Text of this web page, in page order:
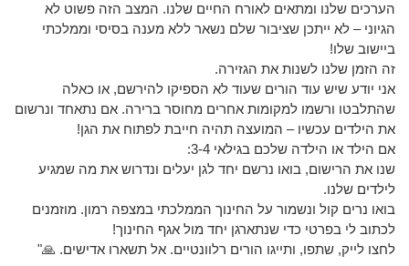
הערכים שלנו ומתאים לאורח החיים שלנו. המצב הזה פשוט לא
הגיוני – לא ייתכן שציבור שלם נשאר ללא מענה בסיסי וממלכתי
ביישוב שלו!
זה הזמן שלנו לשנות את הגזירה.
אני יודע שיש עוד הורים שעוד לא הספיקו להירשם, או כאלה
שהתלבטו ורשמו למקומות אחרים מחוסר ברירה. אם נתאחד ונרשום
את הילדים עכשיו – המועצה תהיה חייבת לפתוח את הגן!
אם הילד או הילדה שלכם בגילאי 3-4:
שנו את הרישום, בואו נרשם יחד לגן יעלים ונדרוש את מה שמגיע
לילדים שלנו.
בואו נרים קול ונשמור על החינוך הממלכתי במצפה רמון. מוזמנים
לכתוב לי בפרטי כדי שנתארגן יחד מול אגף החינוך!
לחצו לייק, שתפו, ותייגו הורים רלוונטיים. אל תשארו אדישים. 🙏"